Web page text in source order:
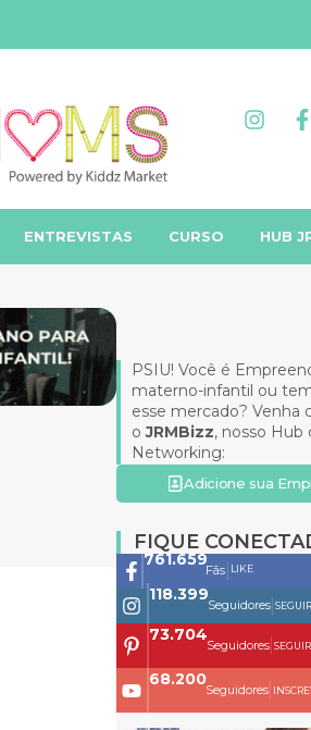
ENTREVISTAS CURSO HUB
PSIU! Você é
materno-infantil ou
esse mercado? Venha
oJRMBizz, nosso Hub
Networking:
Adicione sua
FIQUE
761.659
Fãs LIKE
118.399
Seguidores| SEGUIR
73.704
Seguidores| SEGUIR
68.200
Seguidores|